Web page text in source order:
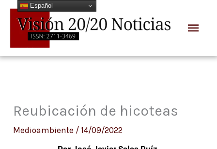
contenido
Reubicación de hicoteas
Medioambiente / 14/09/2022
Español